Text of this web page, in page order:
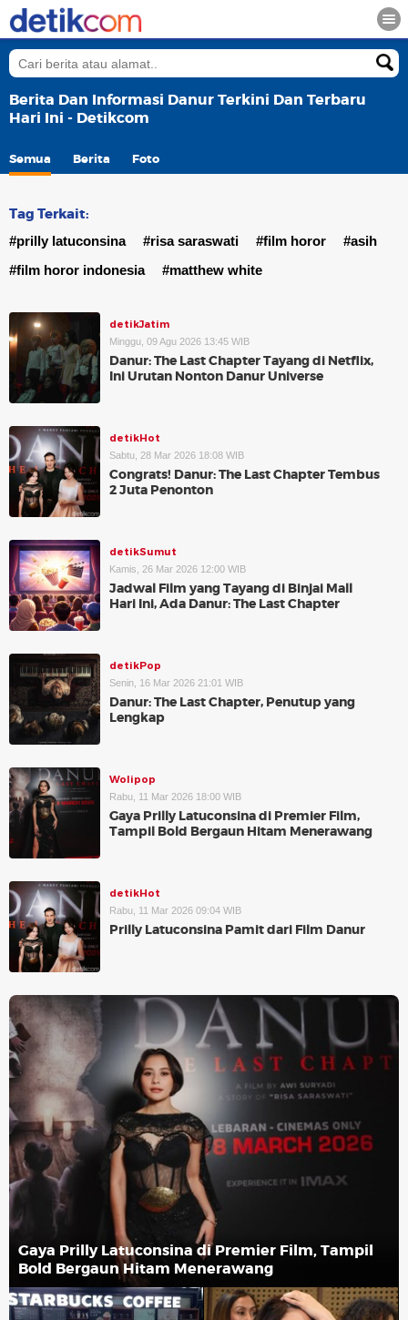
Berita Dan Informasi Danur Terkini Dan Terbaru
Hari Ini - Detikcom
Semua Berita Foto
Tag Terkait:
#prilly latuconsina #risa saraswati #film horor
#asih
#film horor indonesia
#matthew white
detikJatim
Minggu, 09 Agu 2026 13:45 WIB
Danur: The Last Chapter Tayang di Netflix,
Ini Urutan Nonton Danur Universe
detikHot
Sabtu, 28 Mar 2026 18:08 WIB
Congrats! Danur: The Last Chapter Tembus
2 Juta Penonton
detikSumut
Kamis, 26 Mar 2026 12:00 WIB
Jadwal Film yang Tayang di Binjai Mall
Hari Ini, Ada Danur: The Last Chapter
detikPop
Senin, 16 Mar 2026 21:01 WIB
Danur: The Last Chapter, Penutup yang
Lengkap
Wolipop
Rabu, 11 Mar 2026 18:00 WIB
Gaya Prilly Latuconsina di Premier Film,
Tampil Bold Bergaun Hitam Menerawang
detikHot
Rabu, 11 Mar 2026 09:04 WIB
Prilly Latuconsina Pamit dari Film Danur
Gaya Prilly Latuconsina di Premier Film, Tampil
Bold Bergaun Hitam Menerawang